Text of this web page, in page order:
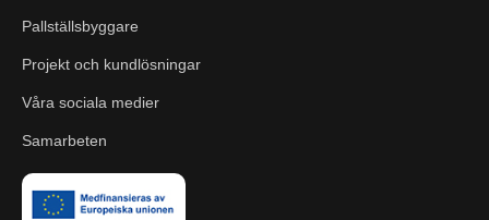
Pallställsbyggare
Projekt och kundlösningar
Våra sociala medier
Samarbeten